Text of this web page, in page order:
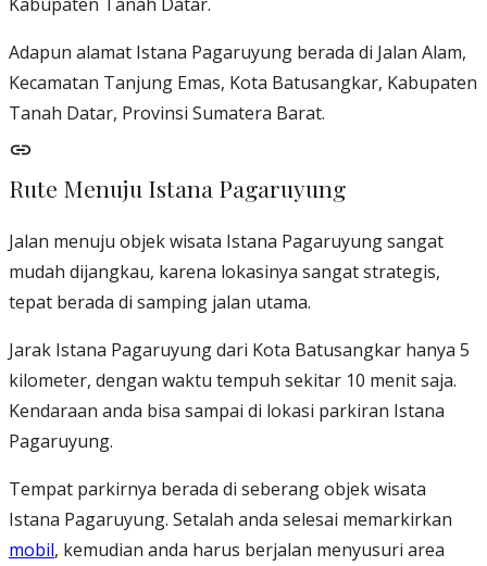
Adapun alamat Istana Pagaruyung berada di Jalan Alam,
Kecamatan Tanjung Emas, Kota Batusangkar, Kabupaten
Tanah Datar, Provinsi Sumatera Barat.
Rute Menuju Istana Pagaruyung
Jalan menuju objek wisata Istana Pagaruyung sangat
mudah dijangkau, karena lokasinya sangat strategis,
tepat berada di samping jalan utama.
Jarak Istana Pagaruyung dari Kota Batusangkar hanya 5
kilometer, dengan waktu tempuh sekitar 10 menit saja.
Kendaraan anda bisa sampai di lokasi parkiran Istana
Pagaruyung.
Tempat parkirnya berada di seberang objek wisata
Istana Pagaruyung. Setalah anda selesai memarkirkan
mobil, kemudian anda harus berjalan menyusuri area